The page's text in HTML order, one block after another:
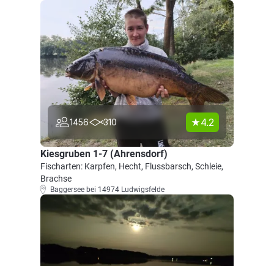
1456 310 4.2
Kiesgruben 1-7 (Ahrensdorf)
Fischarten: Karpfen, Hecht, Flussbarsch, Schleie,
Brachse
Baggersee bei 14974 Ludwigsfelde